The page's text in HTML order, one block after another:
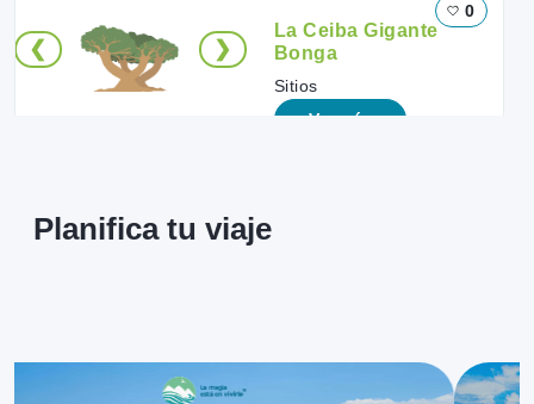
❮ ❯
La Ceiba Gigante
Bonga
Sitios
Ver más
0
Planifica tu viaje